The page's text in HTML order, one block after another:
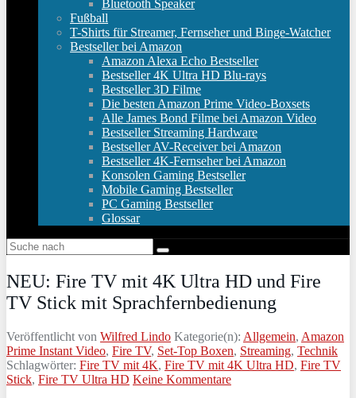
Bluetooth Speaker
Fußball
T-Shirts für Streamer, Fernseher und Binge-Watcher
Bestseller bei Amazon
Amazon Alexa Echo Bestseller
Bestseller 4K Ultra HD Blu-rays
Bestseller 3D Filme
Die besten Amazon Prime Video-Boxsets
Alle James Bond Filme bei Amazon Video
Bestseller Streaming Hardware
Bestseller AV-Receiver bei Amazon
Bestseller 4K-Fernseher bei Amazon
Konsolen Gaming Bestseller
Mobile Gaming Bestseller
PC Gaming Bestseller
Glossar
NEU: Fire TV mit 4K Ultra HD und Fire
TV Stick mit Sprachfernbedienung
Veröffentlicht von Wilfred Lindo Kategorie(n): Allgemein, Amazon
Prime Instant Video, Fire TV, Set-Top Boxen, Streaming, Technik
Schlagwörter: Fire TV mit 4K, Fire TV mit 4K Ultra HD, Fire TV
Stick, Fire TV Ultra HD Keine Kommentare